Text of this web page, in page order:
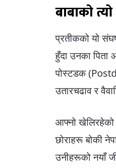
बाबाको
प्रतीकको यो
हुँदा उनका पिता
पोस्टडक
उतारचढाव र
आफ्नो खेलिरहेको
छोराहरू बोकी
उनीहरूको नयाँ